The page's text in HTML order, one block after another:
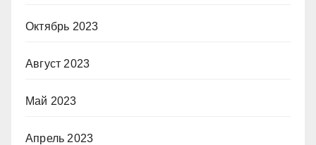
Октябрь 2023
Август 2023
Май 2023
Апрель 2023